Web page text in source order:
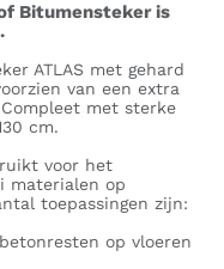
Bitumensteker is
ATLAS met gehard
van een extra
met sterke
cm.
voor het
materialen op
toepassingen zijn:
op vloeren